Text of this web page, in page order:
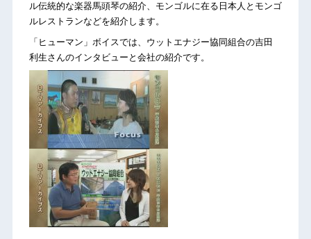
ル伝統的な楽器馬頭琴の紹介、モンゴルに在る日本人とモンゴ
ルレストランなどを紹介します。
「ヒューマン」ボイスでは、ウットエナジー協同組合の吉田
利生さんのインタビューと会社の紹介です。